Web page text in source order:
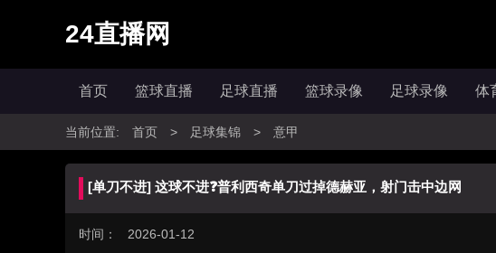
24直播网
首页 篮球直播 足球直播 篮球录像 足球录像 体
当前位置: 首页 > 足球集锦 > 意甲
[单刀不进] 这球不进❓️普利西奇单刀过掉德赫亚，射门击中边网
时间： 2026-01-12